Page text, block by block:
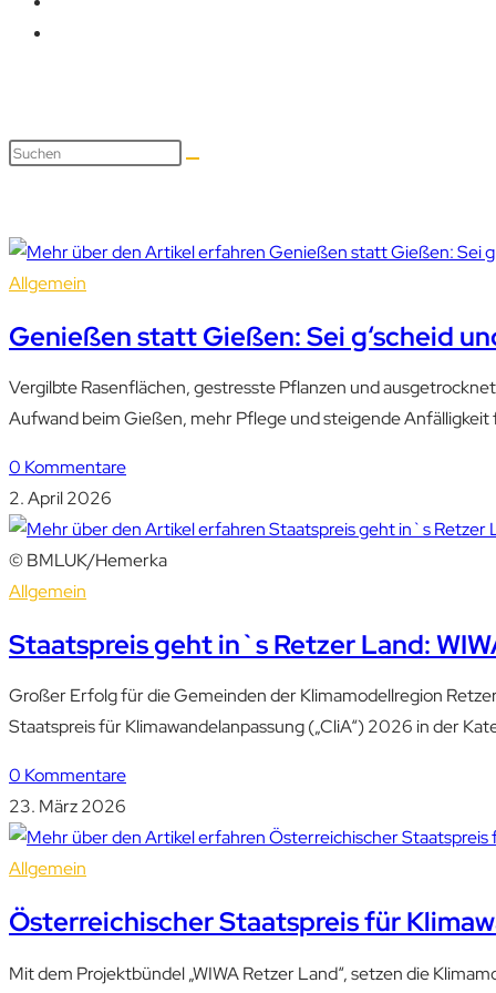
Allgemein
Genießen statt Gießen: Sei g‘scheid
Vergilbte Rasenflächen, gestresste Pflanzen und
Aufwand beim Gießen, mehr Pflege und steigende Anfälligkeit
0 Kommentare
2. April 2026
© BMLUK/Hemerka
Allgemein
Staatspreis geht in`s Retzer Land:
Großer Erfolg für die Gemeinden der Klimamodellregion
Staatspreis für Klimawandelanpassung („CliA“) 2026 in der
0 Kommentare
23. März 2026
Allgemein
Österreichischer Staatspreis für
Mit dem Projektbündel „WIWA Retzer Land“, setzen die